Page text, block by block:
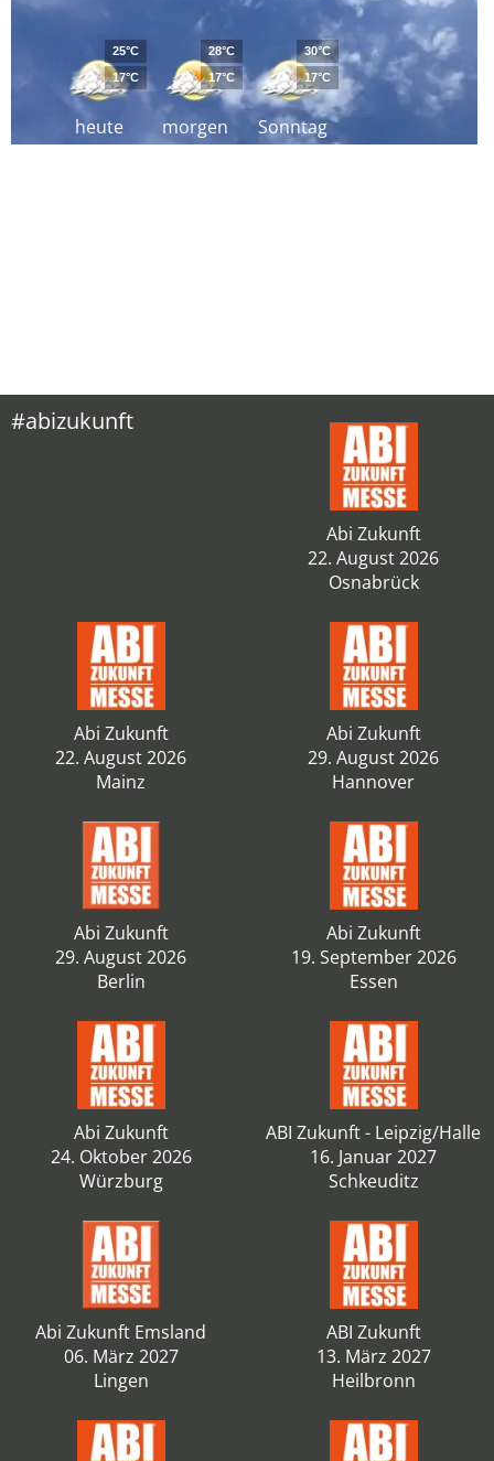
heute
25°C
17°C
morgen
28°C
17°C
Sonntag
30°C
17°C
#abizukunft
Abi Zukunft
22. August 2026
Osnabrück
Abi Zukunft
22. August 2026
Mainz
Abi Zukunft
29. August 2026
Hannover
Abi Zukunft
29. August 2026
Berlin
Abi Zukunft
19. September 2026
Essen
Abi Zukunft
24. Oktober 2026
Würzburg
ABI Zukunft - Leipzig/Halle
16. Januar 2027
Schkeuditz
Abi Zukunft Emsland
06. März 2027
Lingen
ABI Zukunft
13. März 2027
Heilbronn